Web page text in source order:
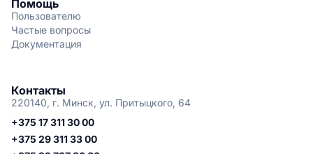
Помощь
Пользователю
Частые вопросы
Документация
Контакты
220140, г. Минск, ул. Притыцкого, 64
+375 17 311 30 00
+375 29 311 33 00